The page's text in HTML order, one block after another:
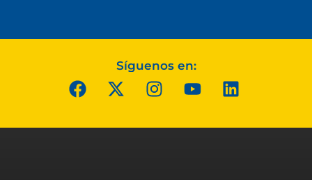
Síguenos en: